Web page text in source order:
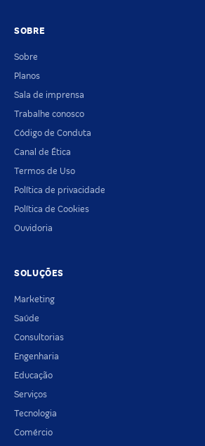
SOBRE
Sobre
Planos
Sala de imprensa
Trabalhe conosco
Código de Conduta
Canal de Ética
Termos de Uso
Política de privacidade
Política de Cookies
Ouvidoria
SOLUÇÕES
Marketing
Saúde
Consultorias
Engenharia
Educação
Serviços
Tecnologia
Comércio